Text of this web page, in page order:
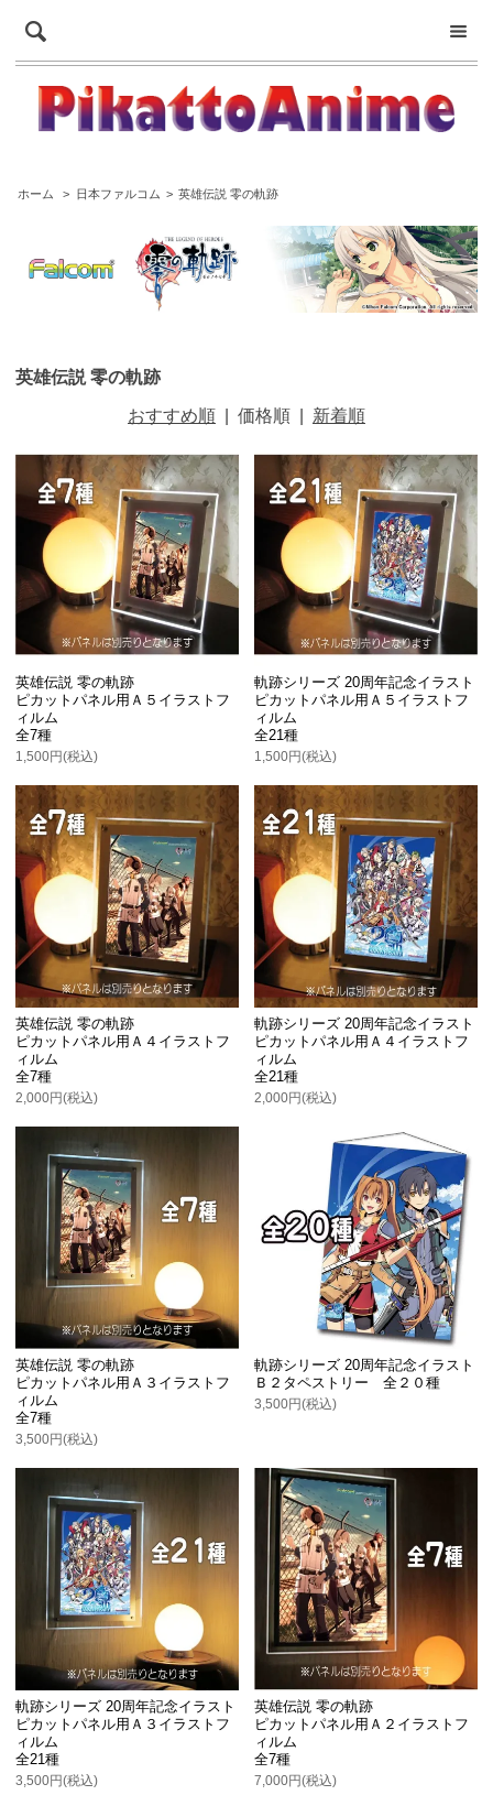
ホーム > 日本ファルコム > 英雄伝説 零の軌跡
英雄伝説 零の軌跡
おすすめ順 価格順 新着順
英雄伝説 零の軌跡
ピカットパネル用Ａ５イラストフ
ィルム
全7種
1,500円(税込)
軌跡シリーズ 20周年記念イラスト
ピカットパネル用Ａ５イラストフ
ィルム
全21種
1,500円(税込)
英雄伝説 零の軌跡
ピカットパネル用Ａ４イラストフ
ィルム
全7種
2,000円(税込)
軌跡シリーズ 20周年記念イラスト
ピカットパネル用Ａ４イラストフ
ィルム
全21種
2,000円(税込)
英雄伝説 零の軌跡
ピカットパネル用Ａ３イラストフ
ィルム
全7種
3,500円(税込)
軌跡シリーズ 20周年記念イラスト
Ｂ２タペストリー 全２０種
3,500円(税込)
軌跡シリーズ 20周年記念イラスト
ピカットパネル用Ａ３イラストフ
ィルム
全21種
3,500円(税込)
英雄伝説 零の軌跡
ピカットパネル用Ａ２イラストフ
ィルム
全7種
7,000円(税込)